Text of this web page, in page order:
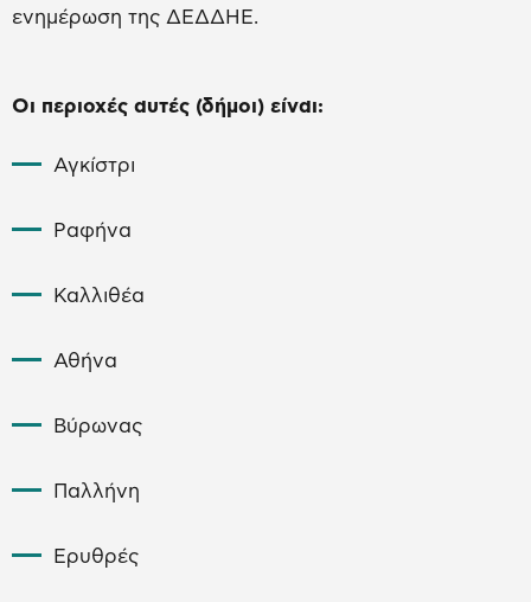
ενημέρωση της ΔΕΔΔΗΕ.
Οι περιοχές αυτές (δήμοι) είναι:
Αγκίστρι
Ραφήνα
Καλλιθέα
Αθήνα
Βύρωνας
Παλλήνη
Ερυθρές